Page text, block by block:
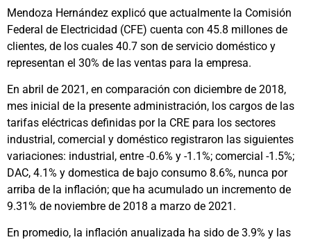
Mendoza Hernández explicó que actualmente la Comisión
Federal de Electricidad (CFE) cuenta con 45.8 millones de
clientes, de los cuales 40.7 son de servicio doméstico y
representan el 30% de las ventas para la empresa.
En abril de 2021, en comparación con diciembre de 2018,
mes inicial de la presente administración, los cargos de las
tarifas eléctricas definidas por la CRE para los sectores
industrial, comercial y doméstico registraron las siguientes
variaciones: industrial, entre -0.6% y -1.1%; comercial -1.5%;
DAC, 4.1% y domestica de bajo consumo 8.6%, nunca por
arriba de la inflación; que ha acumulado un incremento de
9.31% de noviembre de 2018 a marzo de 2021.
En promedio, la inflación anualizada ha sido de 3.9% y las